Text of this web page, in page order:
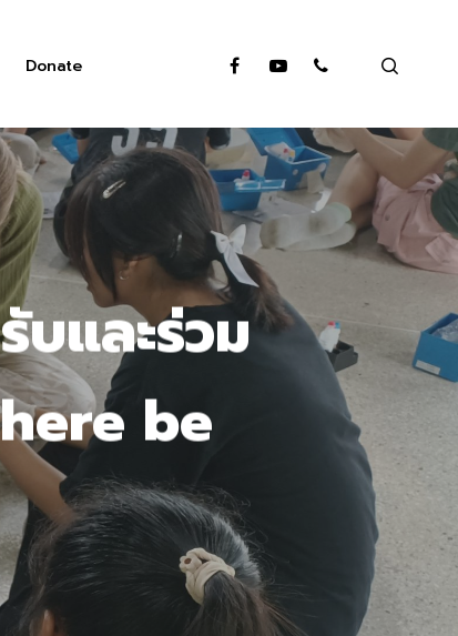
Donate facebookyoutubephone
บและร่วม
be